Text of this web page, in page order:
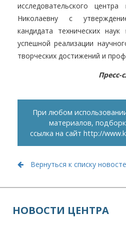
исследовательского
Николаевну с
кандидата технических
успешной реализации
творческих достижений и
При любом
материалов,
ссылка на сайт http://
Вернуться к списку
НОВОСТИ ЦЕНТРА